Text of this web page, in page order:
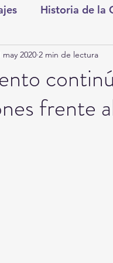
Historia de la
CDMX
frente
may 2020 2 min de lectura